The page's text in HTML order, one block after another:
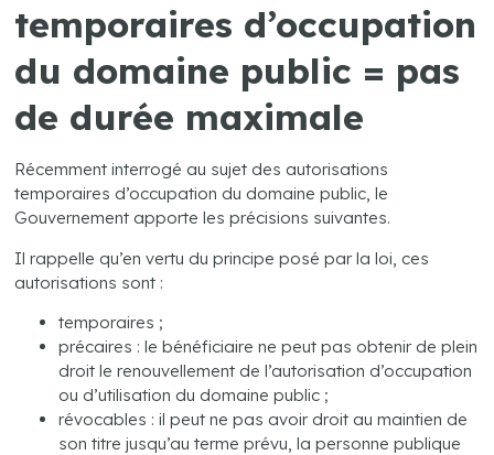
temporaires d’occupation
du domaine public = pas
de durée maximale
Récemment interrogé au sujet des autorisations
temporaires d’occupation du domaine public, le
Gouvernement apporte les précisions suivantes.
Il rappelle qu’en vertu du principe posé par la loi, ces
autorisations sont :
temporaires ;
précaires : le bénéficiaire ne peut pas obtenir de plein
droit le renouvellement de l’autorisation d’occupation
ou d’utilisation du domaine public ;
révocables : il peut ne pas avoir droit au maintien de
son titre jusqu’au terme prévu, la personne publique